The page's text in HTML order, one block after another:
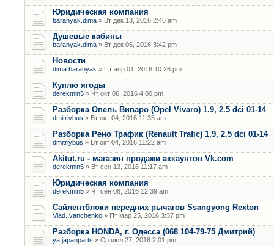
Юридическая компания
baranyak.dima » Вт дек 13, 2016 2:46 am
Душевые кабины
baranyak.dima » Вт дек 06, 2016 3:42 pm
Новости
dima.baranyak » Пт апр 01, 2016 10:26 pm
Куплю ягоды
derekmin5 » Чт окт 06, 2016 4:00 pm
Разборка Опель Виваро (Opel Vivaro) 1.9, 2.5 dci 01-14
dmitriybus » Вт окт 04, 2016 11:35 am
Разборка Рено Трафик (Renault Trafic) 1.9, 2.5 dci 01-14
dmitriybus » Вт окт 04, 2016 11:22 am
Akitut.ru - магазин продажи аккаунтов Vk.com
derekmin5 » Вт сен 13, 2016 11:17 am
Юридическая компания
derekmin5 » Чт сен 08, 2016 12:39 am
Сайлентблоки передних рычагов Ssangyong Rexton
Vlad.Ivanchenko » Пт мар 25, 2016 3:37 pm
Разборка HONDA, г. Одесса (068 104-79-75 Дмитрий)
ya.japanparts » Ср июл 27, 2016 2:01 pm